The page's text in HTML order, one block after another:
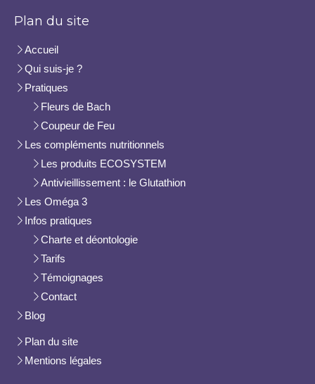
Plan du site
Accueil
Qui suis-je ?
Pratiques
Fleurs de Bach
Coupeur de Feu
Les compléments nutritionnels
Les produits ECOSYSTEM
Antivieillissement : le Glutathion
Les Oméga 3
Infos pratiques
Charte et déontologie
Tarifs
Témoignages
Contact
Blog
Plan du site
Mentions légales